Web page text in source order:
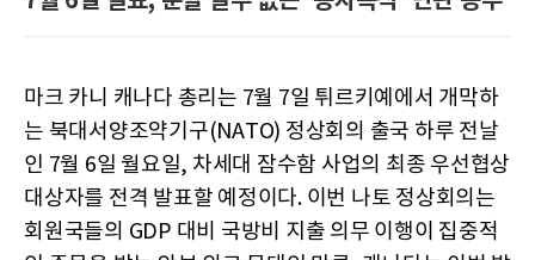
마크 카니 캐나다 총리는 7월 7일 튀르키예에서 개막하
는 북대서양조약기구(NATO) 정상회의 출국 하루 전날
인 7월 6일 월요일, 차세대 잠수함 사업의 최종 우선협상
대상자를 전격 발표할 예정이다. 이번 나토 정상회의는
회원국들의 GDP 대비 국방비 지출 의무 이행이 집중적